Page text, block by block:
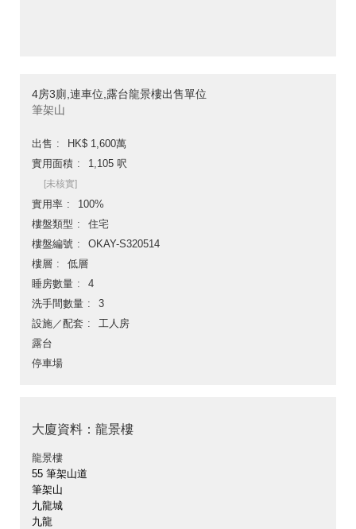
4房3廁,連車位,露台龍景樓出售單位
筆架山
出售
HK$ 1,600萬
實用面積
1,105 呎
[未核實]
實用率
100%
樓盤類型
住宅
樓盤編號
OKAY-S320514
樓層
低層
睡房數量
4
洗手間數量
3
設施／配套
工人房
露台
停車場
大廈資料：龍景樓
龍景樓
55 筆架山道
筆架山
九龍城
九龍